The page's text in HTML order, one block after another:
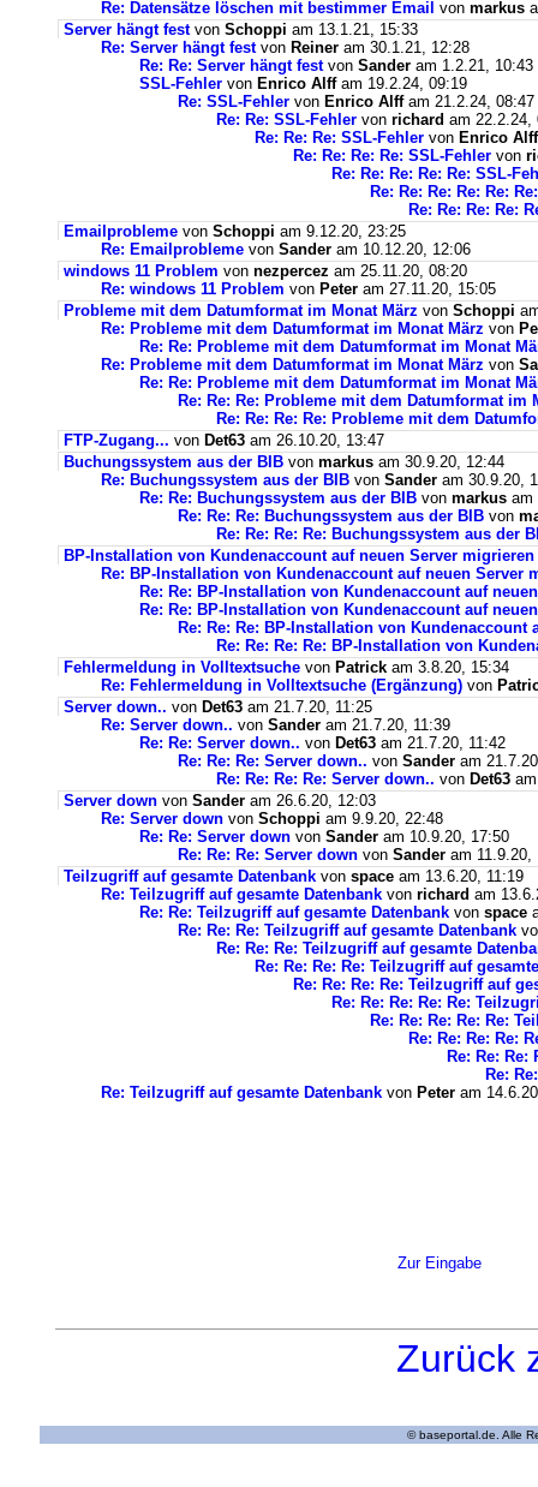
Re: Datensätze löschen mit bestimmer Email von markus
Server hängt festvon Schoppi am 13.1.21, 15:33
Re: Server hängt festvon Reiner am 30.1.21, 12:28
Re: Re: Server hängt festvon Sander am 1.2.21, 10:43
SSL-Fehler von Enrico Alffam 19.2.24, 09:19
Re: SSL-Fehler von Enrico Alffam 21.2.24, 08:47
Re: Re: SSL-Fehler von richard am 22.2.24,
Re: Re: Re: SSL-Fehler von Enrico Alff
Re: Re: Re: Re: SSL-Fehler von
Re: Re: Re: Re: Re: SSL-
Re: Re: Re: Re: Re:
Re: Re: Re: Re:
Emailprobleme von Schoppi am 9.12.20, 23:25
Re: Emailprobleme von Sander am 10.12.20, 12:06
windows 11 Problem von nezpercez am 25.11.20, 08:20
Re: windows 11 Problem von Peter am 27.11.20, 15:05
Probleme mit dem Datumformat im Monat März von Schoppi
Re: Probleme mit dem Datumformat im Monat März von
Re: Re: Probleme mit dem Datumformat im Monat
Re: Probleme mit dem Datumformat im Monat März von
Re: Re: Probleme mit dem Datumformat im Monat
Re: Re: Re: Probleme mit dem Datumformat im
Re: Re: Re: Re: Probleme mit dem
FTP-Zugang... von Det63 am 26.10.20, 13:47
Buchungssystem aus der BIB von markus am 30.9.20, 12:44
Re: Buchungssystem aus der BIB von Sander am 30.9.20,
Re: Re: Buchungssystem aus der BIB von markus am
Re: Re: Re: Buchungssystem aus der BIB von
Re: Re: Re: Re: Buchungssystem aus der
BP-Installation von Kundenaccount auf neuen Server migrieren
Re: BP-Installation von Kundenaccount auf neuen Server
Re: Re: BP-Installation von Kundenaccount auf
Re: Re: BP-Installation von Kundenaccount auf
Re: Re: Re: BP-Installation von Kundenaccount
Re: Re: Re: Re: BP-Installation von
Fehlermeldung in Volltextsuche von Patrick am 3.8.20, 15:34
Re: Fehlermeldung in Volltextsuche (Ergänzung) von
Server down.. von Det63 am 21.7.20, 11:25
Re: Server down.. von Sander am 21.7.20, 11:39
Re: Re: Server down.. von Det63 am 21.7.20, 11:42
Re: Re: Re: Server down.. von Sander am
Re: Re: Re: Re: Server down.. von Det63
Server down von Sander am 26.6.20, 12:03
Re: Server down von Schoppi am 9.9.20, 22:48
Re: Re: Server down von Sander am 10.9.20, 17:50
Re: Re: Re: Server down von Sander am 11.9.20,
Teilzugriff auf gesamte Datenbank von space am 13.6.20, 11:19
Re: Teilzugriff auf gesamte Datenbank von richard am
Re: Re: Teilzugriff auf gesamte Datenbank von space
Re: Re: Re: Teilzugriff auf gesamte Datenbank
Re: Re: Re: Teilzugriff auf gesamte
Re: Re: Re: Re: Teilzugriff auf
Re: Re: Re: Re: Teilzugriff auf
Re: Re: Re: Re: Re:
Re: Re: Re: Re: Re:
Re: Re: Re: Re:
Re: Re: Re:
Re:
Re: Teilzugriff auf gesamte Datenbank von Peter am
Zur Eingabe
Zurück
© baseportal.de. Alle